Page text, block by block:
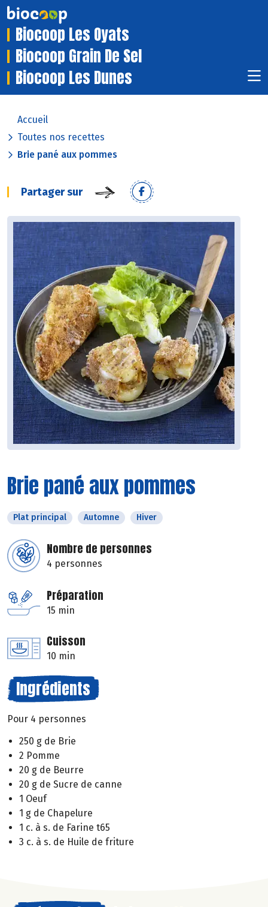
Biocoop Les Oyats
Biocoop Grain De Sel
Biocoop Les Dunes
Accueil
Toutes nos recettes
Brie pané aux pommes
Partager sur
Brie pané aux pommes
Plat principal Automne Hiver
Nombre de personnes
4 personnes
Préparation
15 min
Cuisson
10 min
Ingrédients
Pour 4 personnes
250 g de Brie
2 Pomme
20 g de Beurre
20 g de Sucre de canne
1 Oeuf
1 g de Chapelure
1 c. à s. de Farine t65
3 c. à s. de Huile de friture